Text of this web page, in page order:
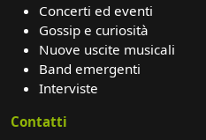
Concerti ed eventi
Gossip e curiosità
Nuove uscite musicali
Band emergenti
Interviste
Contatti